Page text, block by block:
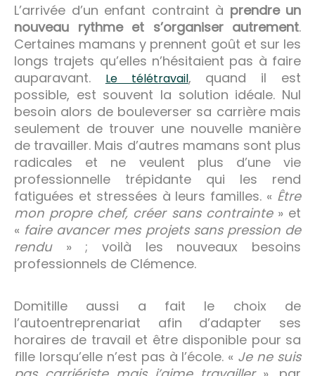
L’arrivée d’un enfant contraint à prendre un
nouveau rythme et s’organiser autrement.
Certaines mamans y prennent goût et sur les
longs trajets qu’elles n’hésitaient pas à faire
auparavant. Le télétravail, quand il est
possible, est souvent la solution idéale. Nul
besoin alors de bouleverser sa carrière mais
seulement de trouver une nouvelle manière
de travailler. Mais d’autres mamans sont plus
radicales et ne veulent plus d’une vie
professionnelle trépidante qui les rend
fatiguées et stressées à leurs familles. « Être
mon propre chef, créer sans contrainte » et
« faire avancer mes projets sans pression de
rendu» ; voilà les nouveaux besoins
professionnels de Clémence.
Domitille aussi a fait le choix de
l’autoentreprenariat afin d’adapter ses
horaires de travail et être disponible pour sa
fille lorsqu’elle n’est pas à l’école. « Je ne suis